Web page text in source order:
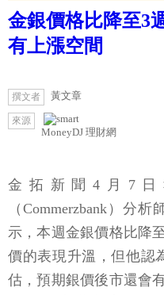
金銀價格比降至3
有上漲空間
撰文者 黃文章
來源
MoneyDJ 理財網
金拓新聞4月7日
（Commerzbank）分
示，本週金銀價格比降
價的表現升溫，但他認
估，預期銀價後市還會